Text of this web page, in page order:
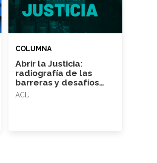
COLUMNA
Abrir la Justicia:
radiografía de las
barreras y desafíos
para investigar a los
ACIJ